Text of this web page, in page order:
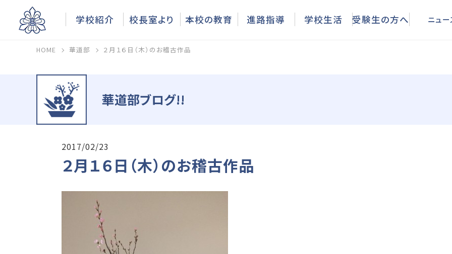
ニュー
HOME 華道部 ２月１６日（木）のお稽古作品
華道部ブログ!!
2017/02/23
２月１６日（木）のお稽古作品
学校紹介 校長室より 本校の教育 進路指導 学校生活 受験生の方へ ニュー